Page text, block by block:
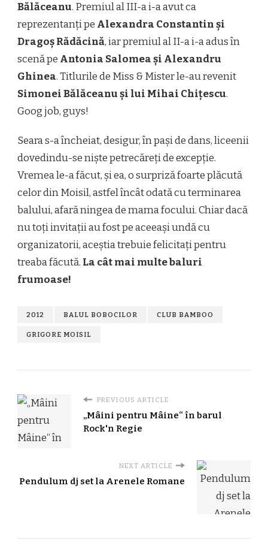
Bălăceanu. Premiul al III-a i-a avut ca
reprezentanți pe Alexandra Constantin și
Dragoș Rădăcină, iar premiul al II-a i-a adus în
scenă pe Antonia Salomea și Alexandru
Ghinea. Titlurile de Miss & Mister le-au revenit
Simonei Bălăceanu și lui Mihai Chițescu.
Goog job, guys!
Seara s-a încheiat, desigur, în pași de dans, liceenii
dovedindu-se niște petrecăreți de excepție.
Vremea le-a făcut, și ea, o surpriză foarte plăcută
celor din Moisil, astfel încât odată cu terminarea
balului, afară ningea de mama focului. Chiar dacă
nu toți invitații au fost pe aceeași undă cu
organizatorii, aceștia trebuie felicitați pentru
treaba făcută. La cât mai multe baluri
frumoase!
2012 BALUL BOBOCILOR CLUB BAMBOO
GRIGORE MOISIL
PREVIOUS ARTICLE
„Mâini pentru Mâine“ în barul
Rock'n Regie
NEXT ARTICLE
Pendulum dj set la Arenele Romane